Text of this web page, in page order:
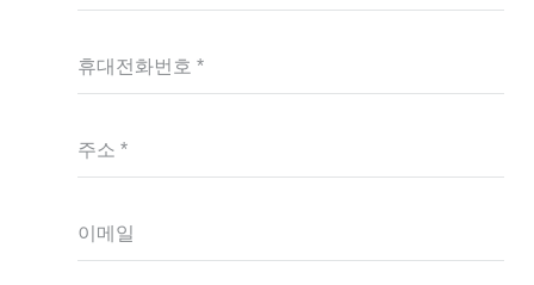
휴대전화번호 *
주소 *
이메일